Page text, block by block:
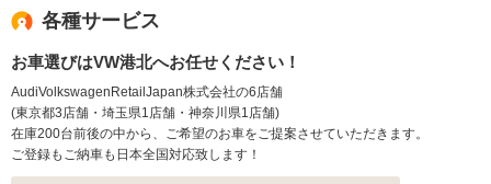
各種サービス
お車選びはVW港北へお任せください！
AudiVolkswagenRetailJapan株式会社の6店舗
(東京都3店舗・埼玉県1店舗・神奈川県1店舗)
在庫200台前後の中から、ご希望のお車をご提案させていただきます。
ご登録もご納車も日本全国対応致します！